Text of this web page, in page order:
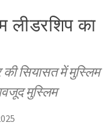
लीडरशिप का
सियासत में मुस्लिम
मुस्लिम